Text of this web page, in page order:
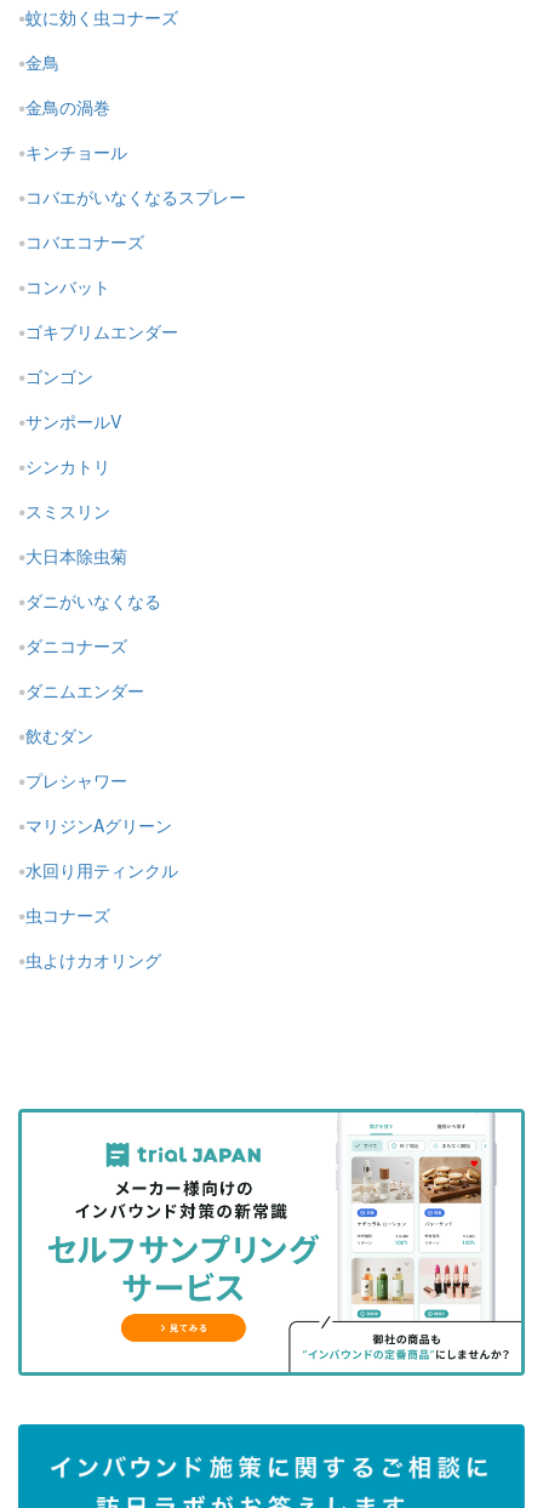
蚊に効く虫コナーズ
金鳥
金鳥の渦巻
キンチョール
コバエがいなくなるスプレー
コバエコナーズ
コンバット
ゴキブリムエンダー
ゴンゴン
サンポールV
シンカトリ
スミスリン
大日本除虫菊
ダニがいなくなる
ダニコナーズ
ダニムエンダー
飲むダン
プレシャワー
マリジンAグリーン
水回り用ティンクル
虫コナーズ
虫よけカオリング